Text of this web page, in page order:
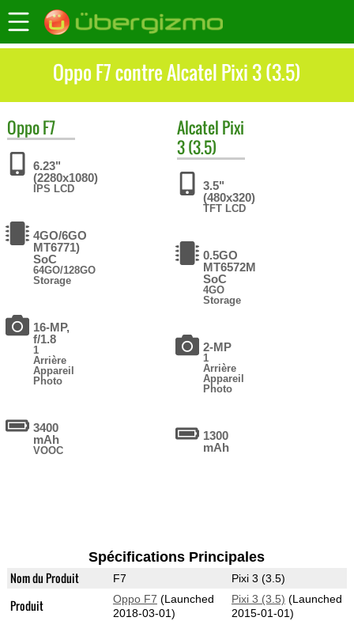
Oppo F7 contre Alcatel Pixi 3 (3.5)
OppoF7
6.23"
(2280x1080)
IPS LCD
4GO/6GO
MT6771)
SoC
64GO/128GO
Storage
16-MP,
f/1.8
1
Arrière
Appareil
Photo
3400
mAh
VOOC
Alcatel Pixi
3 (3.5)
3.5"
(480x320)
TFT LCD
0.5GO
MT6572M
SoC
4GO
Storage
2-MP
1
Arrière
Appareil
Photo
1300
mAh
Spécifications Principales
Nom du Produit F7 Pixi 3 (3.5)
Produit Oppo F7 (Launched
2018-03-01)
Pixi 3 (3.5) (Launched
2015-01-01)